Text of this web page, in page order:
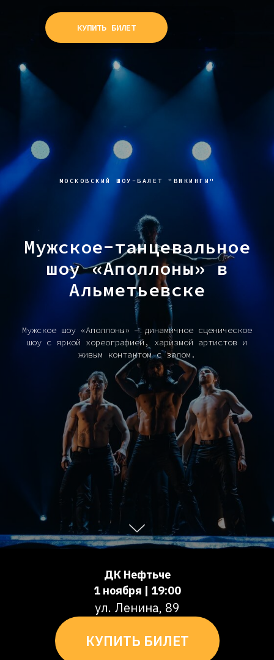
КУПИТЬ БИЛЕТ
МОСКОВСКИЙ ШОУ-БАЛЕТ "ВИКИНГИ"
Мужское-танцевальное
шоу «Аполлоны» в
Альметьевске
Мужское шоу «Аполлоны» — динамичное сценическое
шоу с яркой хореографией, харизмой артистов и
живым контактом с залом.
ДК Нефтьче
1 ноября | 19:00
ул. Ленина, 89
КУПИТЬ БИЛЕТ